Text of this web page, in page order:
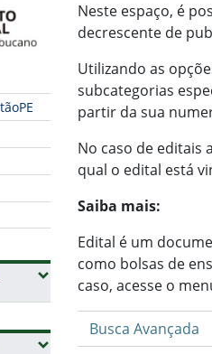
SUBMENUS)
SUBMENUS)
Neste espaço, é
decrescente de
Utilizando as
subcategorias
partir da sua
No caso de editais
qual o edital está
Saiba mais:
Edital é um
como bolsas de
caso, acesse o
Busca Avançada